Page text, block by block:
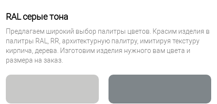
RAL серые тона
Предлагаем широкий выбор палитры цветов. Красим изделия в
палитры RAL, RR, архитектурную палитру, имитируя текстуру
кирпича, дерева. Изготовим изделия нужного вам цвета и
размера на заказ.